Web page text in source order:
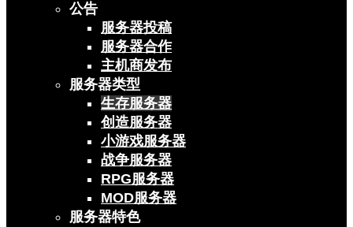
公告
服务器投稿
服务器合作
主机商发布
服务器类型
生存服务器
创造服务器
小游戏服务器
战争服务器
RPG服务器
MOD服务器
服务器特色